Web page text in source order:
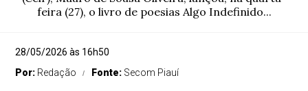
feira (27), o livro de poesias Algo Indefinido...
28/05/2026 às 16h50
Por: Redação Fonte: Secom Piauí